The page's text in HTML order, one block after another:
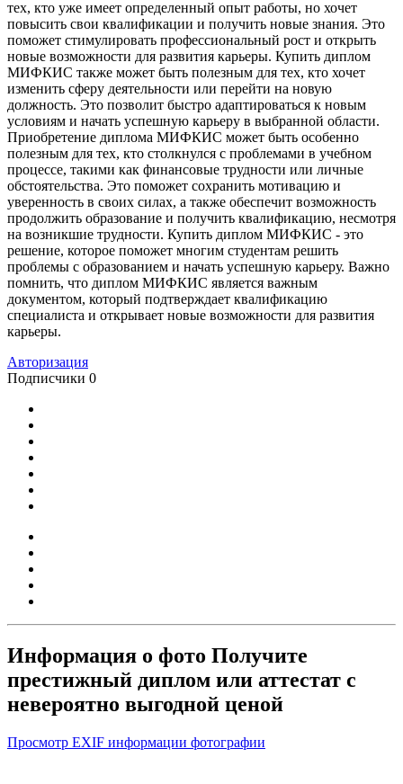
тех, кто уже имеет определенный опыт работы, но хочет
повысить свои квалификации и получить новые знания. Это
поможет стимулировать профессиональный рост и открыть
новые возможности для развития карьеры. Купить диплом
МИФКИС также может быть полезным для тех, кто хочет
изменить сферу деятельности или перейти на новую
должность. Это позволит быстро адаптироваться к новым
условиям и начать успешную карьеру в выбранной области.
Приобретение диплома МИФКИС может быть особенно
полезным для тех, кто столкнулся с проблемами в учебном
процессе, такими как финансовые трудности или личные
обстоятельства. Это поможет сохранить мотивацию и
уверенность в своих силах, а также обеспечит возможность
продолжить образование и получить квалификацию, несмотря
на возникшие трудности. Купить диплом МИФКИС - это
решение, которое поможет многим студентам решить
проблемы с образованием и начать успешную карьеру. Важно
помнить, что диплом МИФКИС является важным
документом, который подтверждает квалификацию
специалиста и открывает новые возможности для развития
карьеры.
Авторизация
Подписчики 0
Информация о фото Получите
престижный диплом или аттестат с
невероятно выгодной ценой
Просмотр EXIF информации фотографии